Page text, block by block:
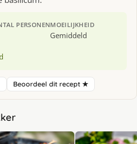
PERSONENMOEILIJKHEID
Gemiddeld
Beoordeel dit recept ★